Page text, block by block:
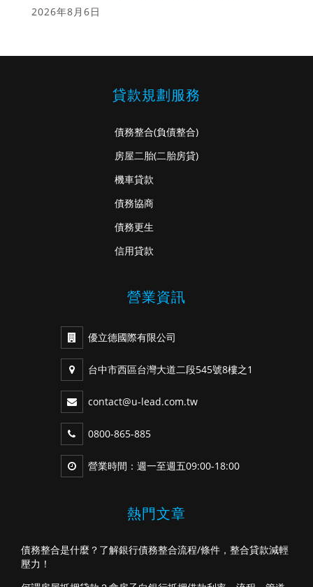
2026年8月6日
貸款規劃服務
債務整合(負債整合)
房屋二胎(二胎房貸)
機車貸款
債務協商
債務更生
信用貸款
營業資訊
優立德國際有限公司
台中市西區台灣大道二段545號8樓之1
contact@u-lead.com.tw
0800-865-885
營業時間：週一至週五09:00-18:00
熱門文章
債務整合是什麼？了解銀行債務整合流程/條件，整合貸款減輕
壓力！